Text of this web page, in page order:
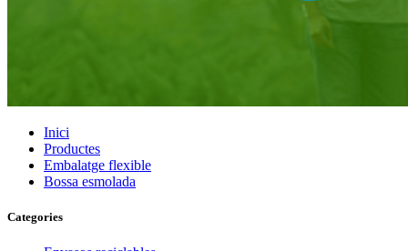
Inici
Productes
Embalatge flexible
Bossa esmolada
Categories